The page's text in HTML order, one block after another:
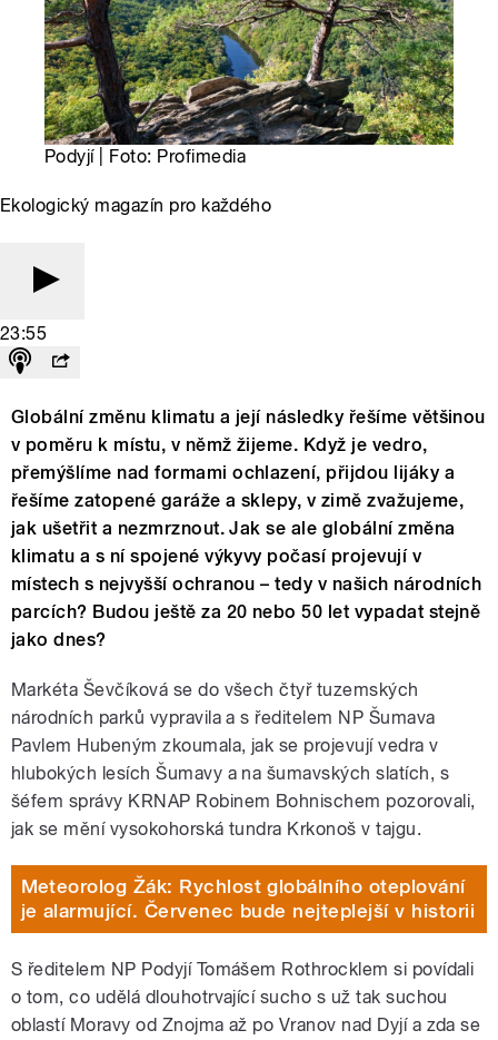
Podyjí | Foto: Profimedia
Ekologický magazín pro každého
23:55
Globální změnu klimatu a její následky řešíme většinou
v poměru k místu, v němž žijeme. Když je vedro,
přemýšlíme nad formami ochlazení, přijdou lijáky a
řešíme zatopené garáže a sklepy, v zimě zvažujeme,
jak ušetřit a nezmrznout. Jak se ale globální změna
klimatu a s ní spojené výkyvy počasí projevují v
místech s nejvyšší ochranou – tedy v našich národních
parcích? Budou ještě za 20 nebo 50 let vypadat stejně
jako dnes?
Markéta Ševčíková se do všech čtyř tuzemských
národních parků vypravila a s ředitelem NP Šumava
Pavlem Hubeným zkoumala, jak se projevují vedra v
hlubokých lesích Šumavy a na šumavských slatích, s
šéfem správy KRNAP Robinem Bohnischem pozorovali,
jak se mění vysokohorská tundra Krkonoš v tajgu.
Meteorolog Žák: Rychlost globálního oteplování
je alarmující. Červenec bude nejteplejší v historii
S ředitelem NP Podyjí Tomášem Rothrocklem si povídali
o tom, co udělá dlouhotrvající sucho s už tak suchou
oblastí Moravy od Znojma až po Vranov nad Dyjí a zda se